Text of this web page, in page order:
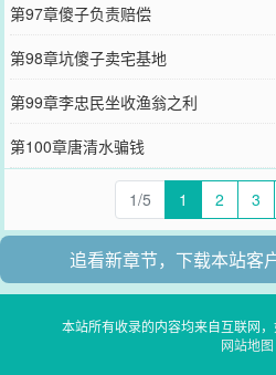
第97章傻子负责赔偿
第98章坑傻子卖宅基地
第99章李忠民坐收渔翁之利
第100章唐清水骗钱
1/5 1 2 3
追看新章节，下载本站客
本站所有收录的内容均来自互联网，
网站地图